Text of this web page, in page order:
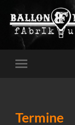
Mobile-
Termine